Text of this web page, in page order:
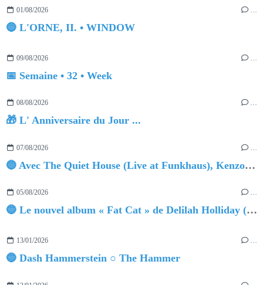
01/08/2026
🔵 L'ORNE, II. • WINDOW
09/08/2026 …
📅 Semaine • 32 • Week
08/08/2026 …
🎁 L' Anniversaire du Jour ...
07/08/2026
🔵 Avec The Quiet House (Live at Funkhaus), Kenzo Zurzolo livre une performance aussi intense qu'envoûtante.
05/08/2026 …
🔵 Le nouvel album « Fat Cat » de Delilah Holliday (sortie le 30 Octobre 2026)
13/01/2026 …
🔵 Dash Hammerstein ○ The Hammer